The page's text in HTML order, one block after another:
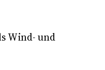
Wind- und